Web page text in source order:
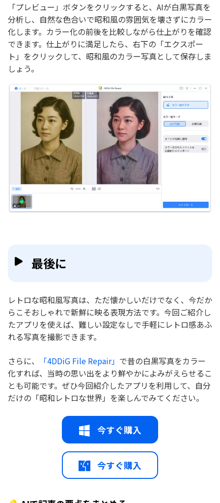
「プレビュー」ボタンをクリックすると、AIが白黒写真を
分析し、自然な色合いで昭和風の雰囲気を壊さずにカラー
化します。カラー化の前後を比較しながら仕上がりを確認
できます。仕上がりに満足したら、右下の「エクスポー
ト」をクリックして、昭和風のカラー写真として保存しま
しょう。
最後に
レトロな昭和風写真は、ただ懐かしいだけでなく、今だか
らこそおしゃれで新鮮に映る表現方法です。今回ご紹介し
たアプリを使えば、難しい設定なしで手軽にレトロ感あふ
れる写真を撮影できます。
さらに、 「4DDiG File Repair」 で昔の白黒写真をカラー
化すれば、当時の思い出をより鮮やかによみがえらせるこ
とも可能です。ぜひ今回紹介したアプリを利用して、自分
だけの「昭和レトロな世界」を楽しんでみてください。
今すぐ購入
今すぐ購入